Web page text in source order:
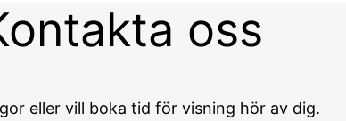
oss
eller vill boka tid för visning hör av dig.